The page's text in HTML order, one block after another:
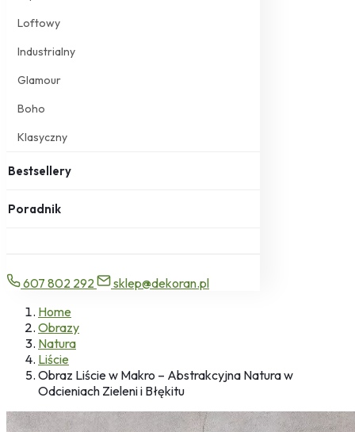
Loftowy
Industrialny
Glamour
Boho
Klasyczny
Bestsellery
Poradnik
607 802 292
sklep@dekoran.pl
Home
Obrazy
Natura
Liście
Obraz Liście w Makro – Abstrakcyjna Natura w
Odcieniach Zieleni i Błękitu